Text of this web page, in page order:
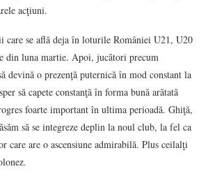
acţiuni.
care se află deja în loturile României U21, U20
din luna martie. Apoi, jucători precum
devină o prezenţă puternică în mod constant la
să capete constanţă în forma bună arătată
foarte important în ultima perioadă. Ghiţă,
să se integreze deplin la noul club, la fel ca
care are o ascensiune admirabilă. Plus ceilalţi